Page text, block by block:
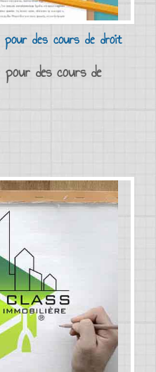
pour des cours de droit
pour des cours de